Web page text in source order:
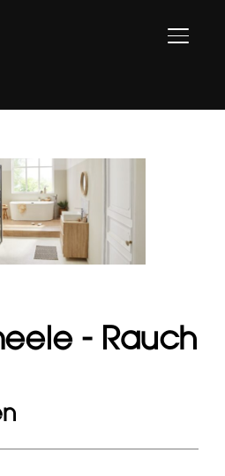
- Rauch